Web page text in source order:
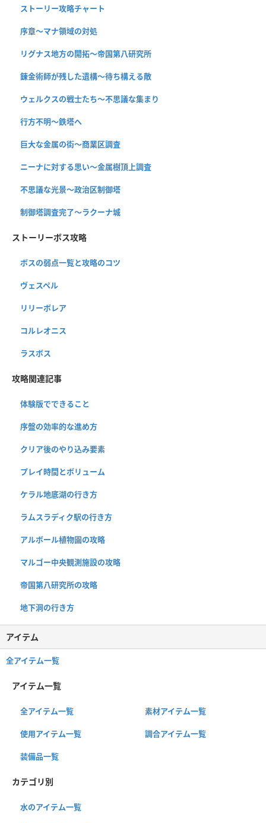
ストーリー攻略チャート
序章〜マナ領域の対処
リグナス地方の開拓〜帝国第八研究所
錬金術師が残した遺構〜待ち構える敵
ウェルクスの戦士たち〜不思議な集まり
行方不明〜鉄塔へ
巨大な金属の街〜商業区調査
ニーナに対する思い〜金属樹頂上調査
不思議な光景〜政治区制御塔
制御塔調査完了〜ラクーナ城
ストーリーボス攻略
ボスの弱点一覧と攻略のコツ
ヴェスペル
リリーボレア
コルレオニス
ラスボス
攻略関連記事
体験版でできること
序盤の効率的な進め方
クリア後のやり込み要素
プレイ時間とボリューム
ケラル地底湖の行き方
ラムスラディク駅の行き方
アルボール植物園の攻略
マルゴー中央観測施設の攻略
帝国第八研究所の攻略
地下洞の行き方
アイテム
全アイテム一覧
アイテム一覧
全アイテム一覧 素材アイテム一覧
使用アイテム一覧 調合アイテム一覧
装備品一覧
カテゴリ別
水のアイテム一覧